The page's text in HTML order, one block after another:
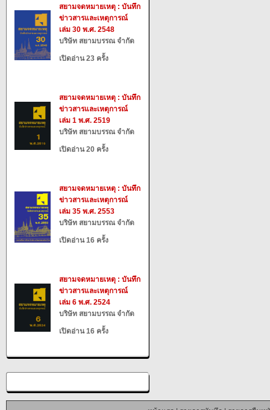
สยามจดหมายเหตุ : บันทึก
ข่าวสารและเหตุการณ์
เล่ม 30 พ.ศ. 2548
บริษัท สยามบรรณ จำกัด
เปิดอ่าน 23 ครั้ง
สยามจดหมายเหตุ : บันทึก
ข่าวสารและเหตุการณ์
เล่ม 1 พ.ศ. 2519
บริษัท สยามบรรณ จำกัด
เปิดอ่าน 20 ครั้ง
สยามจดหมายเหตุ : บันทึก
ข่าวสารและเหตุการณ์
เล่ม 35 พ.ศ. 2553
บริษัท สยามบรรณ จำกัด
เปิดอ่าน 16 ครั้ง
สยามจดหมายเหตุ : บันทึก
ข่าวสารและเหตุการณ์
เล่ม 6 พ.ศ. 2524
บริษัท สยามบรรณ จำกัด
เปิดอ่าน 16 ครั้ง